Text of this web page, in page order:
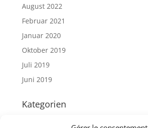
August 2022
Februar 2021
Januar 2020
Oktober 2019
Juli 2019
Juni 2019
Kategorien